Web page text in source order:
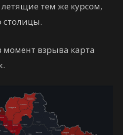
тем же курсом,
столицы.
момент взрыва карта